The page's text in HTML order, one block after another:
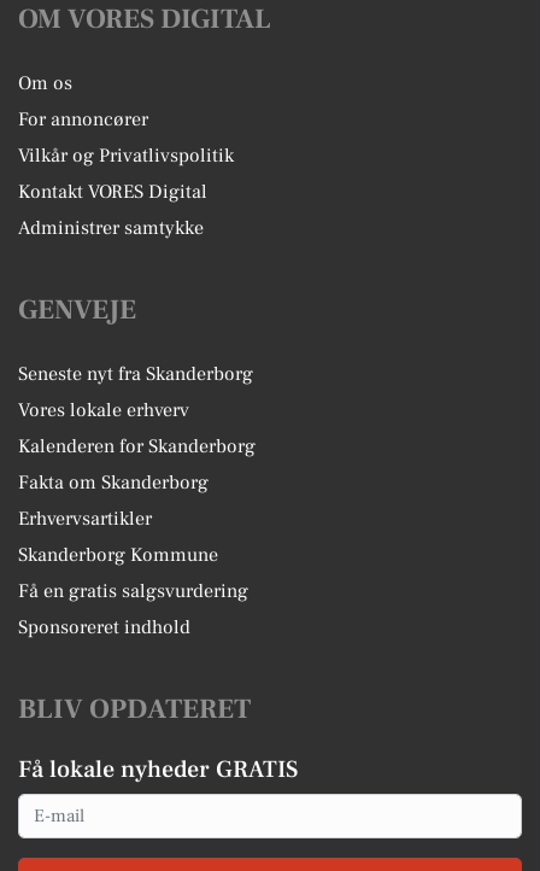
OM VORES DIGITAL
Om os
For annoncører
Vilkår og Privatlivspolitik
Kontakt VORES Digital
Administrer samtykke
GENVEJE
Seneste nyt fra Skanderborg
Vores lokale erhverv
Kalenderen for Skanderborg
Fakta om Skanderborg
Erhvervsartikler
Skanderborg Kommune
Få en gratis salgsvurdering
Sponsoreret indhold
BLIV OPDATERET
Få lokale nyheder GRATIS
Email